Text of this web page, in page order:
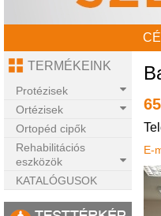
TERMÉKEINK
Protézisek
Ortézisek
Ortopéd cipők
Rehabilitációs
eszközök
KATALÓGUSOK
E-